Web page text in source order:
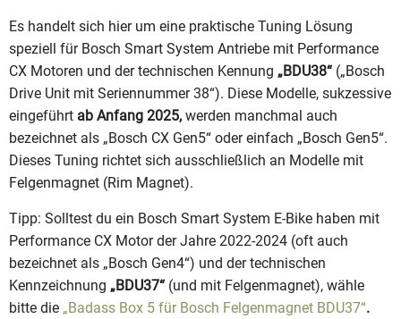
Es handelt sich hier um eine praktische Tuning Lösung
speziell für Bosch Smart System Antriebe mit Performance
CX Motoren und der technischen Kennung „BDU38“ („Bosch
Drive Unit mit Seriennummer 38“). Diese Modelle, sukzessive
eingeführt ab Anfang 2025, werden manchmal auch
bezeichnet als „Bosch CX Gen5“ oder einfach „Bosch Gen5“.
Dieses Tuning richtet sich ausschließlich an Modelle mit
Felgenmagnet (Rim Magnet).
Tipp: Solltest du ein Bosch Smart System E-Bike haben mit
Performance CX Motor der Jahre 2022-2024 (oft auch
bezeichnet als „Bosch Gen4“) und der technischen
Kennzeichnung „BDU37“ (und mit Felgenmagnet), wähle
bitte die „Badass Box 5 für Bosch Felgenmagnet BDU37“.